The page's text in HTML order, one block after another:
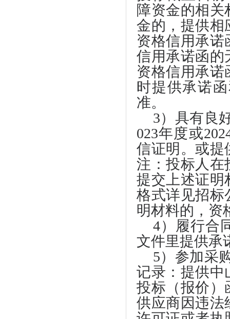
障资金的相
金的，提供相
资格信用承
信用承诺函的
资格信用承
时提供承诺
准。
3）具有良
023年度或
信证明。或提
注：投标人在
提交上述证明
格式详见招标
明材料的，资
4）履行合
文件里提供承
5）参加采
记录：提供中
投标（报价）
供应商因违法